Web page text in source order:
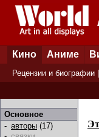
Кино Аниме
Рецензии и биографии
Основное
- авторы (17)